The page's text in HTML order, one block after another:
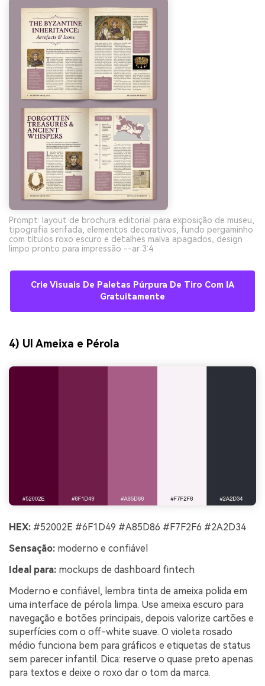
Prompt: layout de brochura editorial para exposição de museu,
tipografia serifada, elementos decorativos, fundo pergaminho
com títulos roxo escuro e detalhes malva apagados, design
limpo pronto para impressão --ar 3:4
Crie Visuais De Paletas Púrpura De Tiro Com IA
Gratuitamente
4) UI Ameixa e Pérola
HEX: #52002E #6F1D49 #A85D86 #F7F2F6 #2A2D34
Sensação: moderno e confiável
Ideal para: mockups de dashboard fintech
Moderno e confiável, lembra tinta de ameixa polida em
uma interface de pérola limpa. Use ameixa escuro para
navegação e botões principais, depois valorize cartões e
superfícies com o off-white suave. O violeta rosado
médio funciona bem para gráficos e etiquetas de status
sem parecer infantil. Dica: reserve o quase preto apenas
para textos e deixe o roxo dar o tom da marca.